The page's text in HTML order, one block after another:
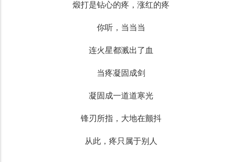
煅打是钻心的疼，涨红的疼
你听，当当当
连火星都溅出了血
当疼凝固成剑
凝固成一道道寒光
锋刃所指，大地在颤抖
从此，疼只属于别人